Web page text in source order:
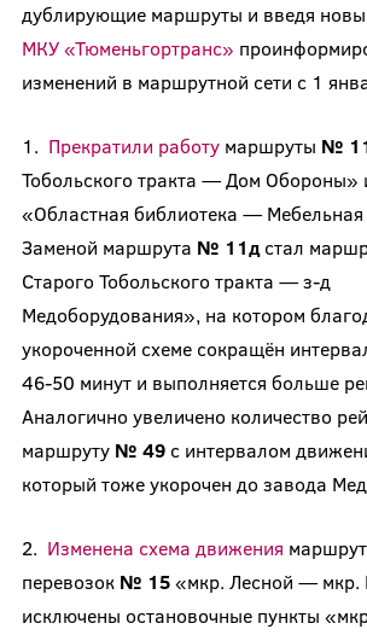
дублирующие маршруты и введя
МКУ «Тюменьгортранс»
изменений в маршрутной сети с 1
1. Прекратили работумаршруты №
Тобольского тракта — Дом Обороны»
«Областная библиотека —
Заменой маршрута № 11дстал
Старого Тобольского тракта — з-д
Медоборудования», на котором
укороченной схеме сокращён
46-50 минут и выполняется больше
Аналогично увеличено количество
маршруту № 49с интервалом
который тоже укорочен до завода
2. Изменена схема движения
перевозок № 15«мкр. Лесной —
исключены остановочные пункты